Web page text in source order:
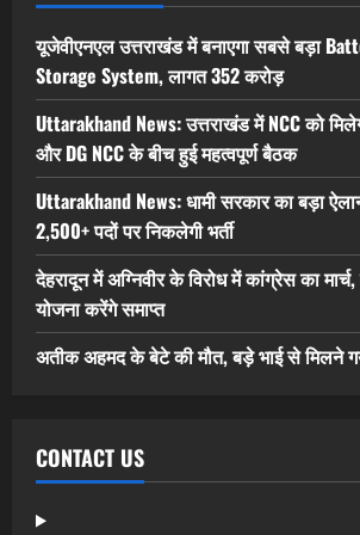
यूजेवीएनएल उत्तराखंड में बनाएगा सबसे बड़ा
Storage System, लागत 352 करोड़
Uttarakhand News: उत्तराखंड में NCC को
और DG NCC के बीच हुई महत्वपूर्ण बैठक
Uttarakhand News: धामी सरकार का बड़ा
2,500+ पदों पर निकलेगी भर्ती
देहरादून में अग्निवीर के विरोध में कांग्रेस का
योजना करेंगे समाप्त
अतीक अहमद के बेटे की मौत, बड़े भाई से मिलने
CONTACT US